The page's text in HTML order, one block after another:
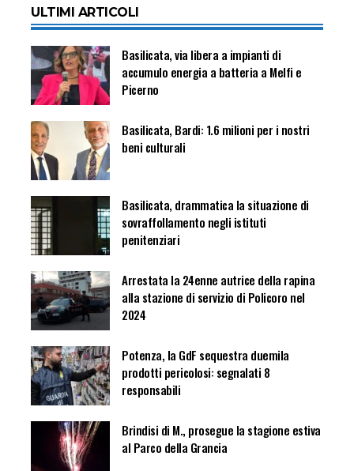
ULTIMI ARTICOLI
Basilicata, via libera a impianti di
accumulo energia a batteria a Melfi e
Picerno
Basilicata, Bardi: 1.6 milioni per i nostri
beni culturali
Basilicata, drammatica la situazione di
sovraffollamento negli istituti
penitenziari
Arrestata la 24enne autrice della rapina
alla stazione di servizio di Policoro nel
2024
Potenza, la GdF sequestra duemila
prodotti pericolosi: segnalati 8
responsabili
Brindisi di M., prosegue la stagione estiva
al Parco della Grancia